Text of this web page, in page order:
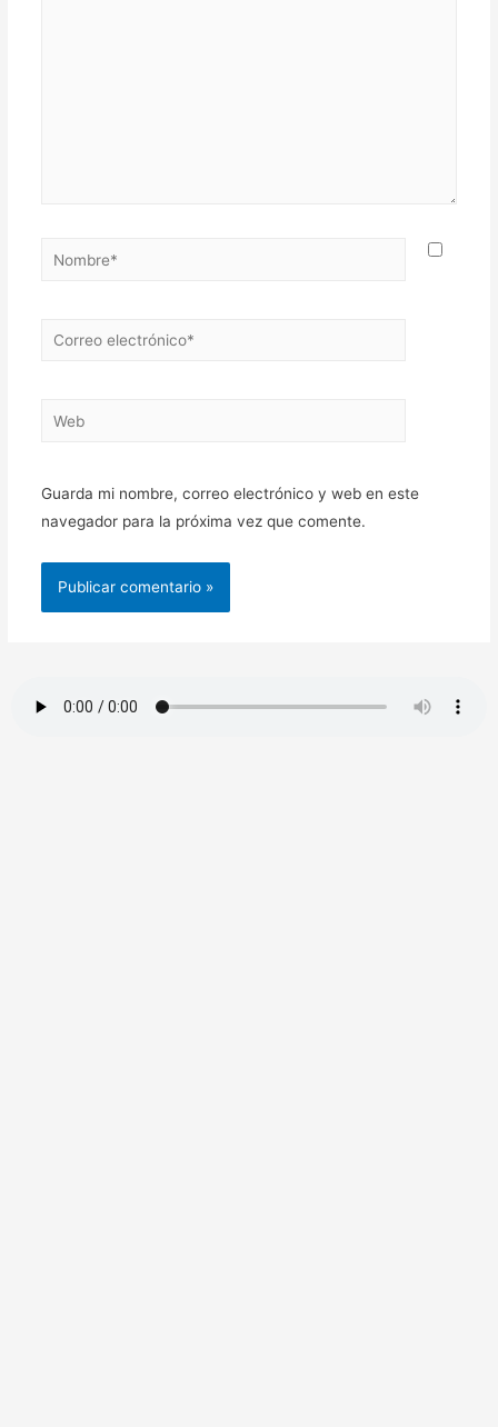
Guarda mi nombre, correo electrónico y web en este
navegador para la próxima vez que comente.